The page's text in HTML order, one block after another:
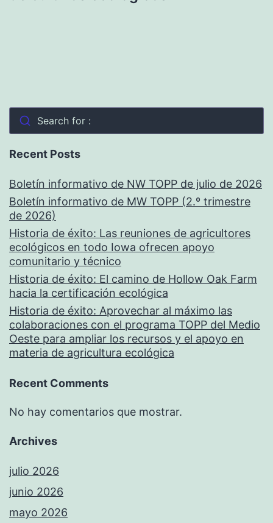
Search for :
Recent Posts
Boletín informativo de NW TOPP de julio de 2026
Boletín informativo de MW TOPP (2.º trimestre
de 2026)
Historia de éxito: Las reuniones de agricultores
ecológicos en todo Iowa ofrecen apoyo
comunitario y técnico
Historia de éxito: El camino de Hollow Oak Farm
hacia la certificación ecológica
Historia de éxito: Aprovechar al máximo las
colaboraciones con el programa TOPP del Medio
Oeste para ampliar los recursos y el apoyo en
materia de agricultura ecológica
Recent Comments
No hay comentarios que mostrar.
Archives
julio 2026
junio 2026
mayo 2026